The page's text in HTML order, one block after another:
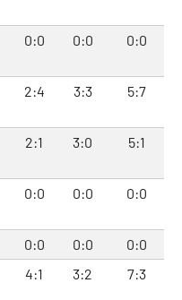
0:0 0:0 0:0
2:4 3:3 5:7
2:1 3:0 5:1
0:0 0:0 0:0
0:0 0:0
0:0
4:1 3:2 7:3